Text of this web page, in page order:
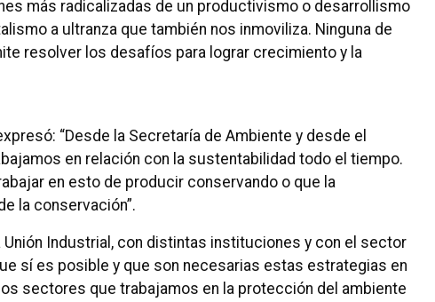
más radicalizadas de un productivismo o desarrollismo
a ultranza que también nos inmoviliza. Ninguna de
resolver los desafíos para lograr crecimiento y la
“Desde la Secretaría de Ambiente y desde el
en relación con la sustentabilidad todo el tiempo.
en esto de producir conservando o que la
la conservación”.
Unión Industrial, con distintas instituciones y con el sector
sí es posible y que son necesarias estas estrategias en
sectores que trabajamos en la protección del ambiente